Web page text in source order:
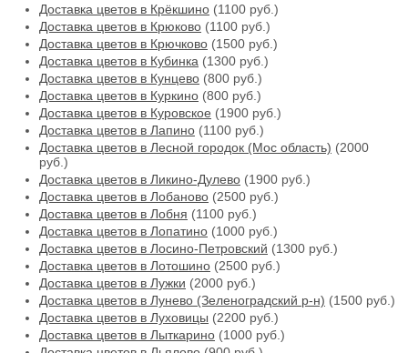
Доставка цветов в Крёкшино (1100 руб.)
Доставка цветов в Крюково (1100 руб.)
Доставка цветов в Крючково (1500 руб.)
Доставка цветов в Кубинка (1300 руб.)
Доставка цветов в Кунцево (800 руб.)
Доставка цветов в Куркино (800 руб.)
Доставка цветов в Куровское (1900 руб.)
Доставка цветов в Лапино (1100 руб.)
Доставка цветов в Лесной городок (Мос область) (2000
руб.)
Доставка цветов в Ликино-Дулево (1900 руб.)
Доставка цветов в Лобаново (2500 руб.)
Доставка цветов в Лобня (1100 руб.)
Доставка цветов в Лопатино (1000 руб.)
Доставка цветов в Лосино-Петровский (1300 руб.)
Доставка цветов в Лотошино (2500 руб.)
Доставка цветов в Лужки (2000 руб.)
Доставка цветов в Лунево (Зеленоградский р-н) (1500 руб.)
Доставка цветов в Луховицы (2200 руб.)
Доставка цветов в Лыткарино (1000 руб.)